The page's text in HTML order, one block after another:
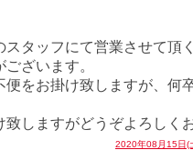
スタッフにて営業させて頂
ざいます。
便をお掛け致しますが、何
致しますがどうぞよろしく
2020年08月15日(